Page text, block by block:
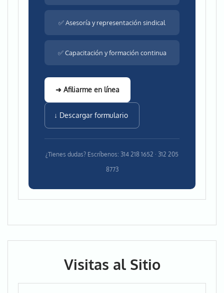
✅ Asesoría y representación sindical
✅ Capacitación y formación continua
➜ Afiliarme en línea
↓ Descargar formulario
¿Tienes dudas? Escríbenos: 314 218 1652 · 312 205
8773
Visitas al Sitio